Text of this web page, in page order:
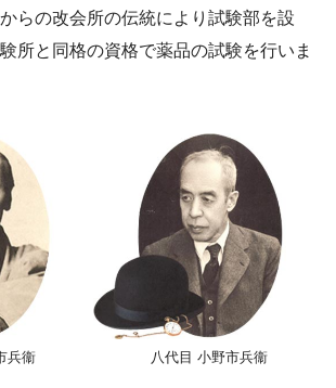
らの改会所の伝統により試験部を設
所と同格の資格で薬品の試験を行いま
兵衞 八代目 小野市兵衞